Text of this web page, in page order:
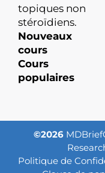
topiques non
stéroïdiens.
Nouveaux
cours
Cours
populaires
©2026
Politique de